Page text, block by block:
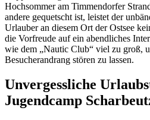
Hochsommer am Timmendorfer
andere gequetscht ist, leistet der
Urlauber an diesem Ort der Ostsee
die Vorfreude auf ein abendliches
wie dem „Nautic Club“ viel zu groß,
Besucherandrang stören zu lassen.
Unvergessliche
Jugendcamp